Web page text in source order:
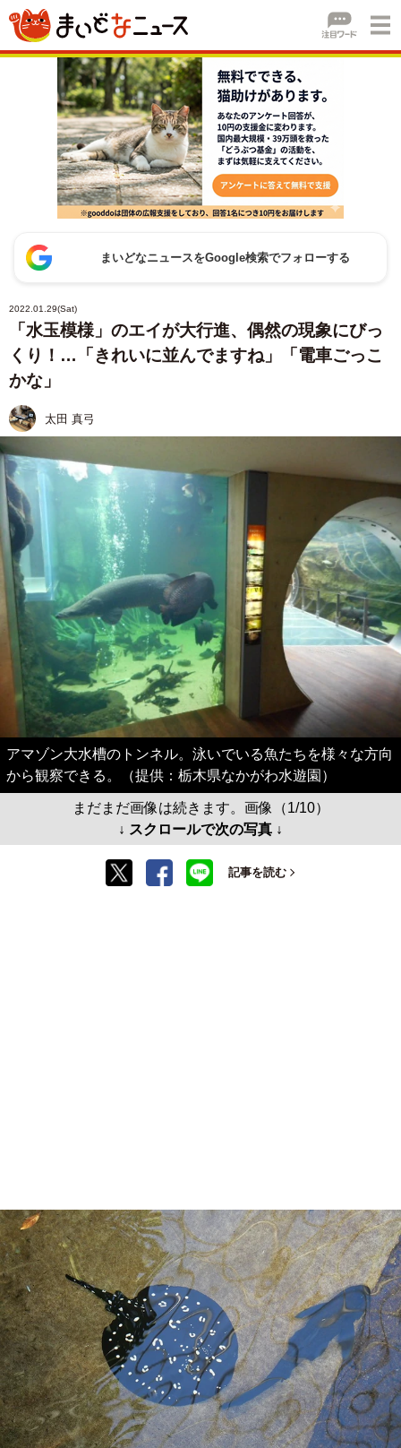
まいどなニュースをGoogle検索でフォローする
2022.01.29(Sat)
「水玉模様」のエイが大行進、偶然の現象にびっ
くり！…「きれいに並んでますね」「電車ごっこ
かな」
太田 真弓
アマゾン大水槽のトンネル。泳いでいる魚たちを様々な方向
から観察できる。（提供：栃木県なかがわ水遊園）
まだまだ画像は続きます。画像（1/10）
↓ スクロールで次の写真 ↓
記事を読む